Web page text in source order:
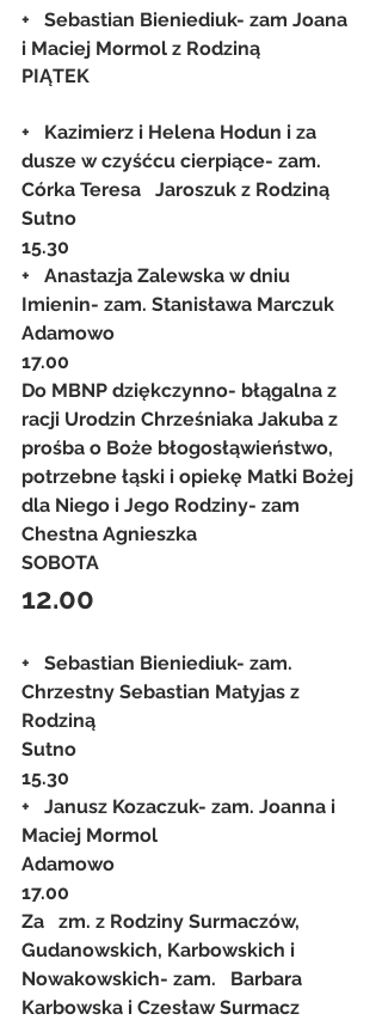
+   Sebastian Bieniediuk- zam Joana
i Maciej Mormol z Rodziną
PIĄTEK
+   Kazimierz i Helena Hodun i za
dusze w czyśćcu cierpiące- zam.
Córka Teresa   Jaroszuk z Rodziną
Sutno
15.30
+   Anastazja Zalewska w dniu
Imienin- zam. Stanisława Marczuk
Adamowo
17.00
Do MBNP dziękczynno- błągalna z
racji Urodzin Chrześniaka Jakuba z
prośba o Boże błogosłąwieństwo,
potrzebne łąski i opiekę Matki Bożej
dla Niego i Jego Rodziny- zam
Chestna Agnieszka
SOBOTA
12.00
+   Sebastian Bieniediuk- zam.
Chrzestny Sebastian Matyjas z
Rodziną
Sutno
15.30
+   Janusz Kozaczuk- zam. Joanna i
Maciej Mormol
Adamowo
17.00
Za   zm. z Rodziny Surmaczów,
Gudanowskich, Karbowskich i
Nowakowskich- zam.   Barbara
Karbowska i Czesław Surmacz